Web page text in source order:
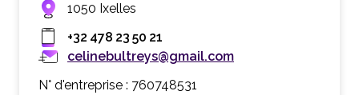
1050 Ixelles
+32 478 23 50 21
celinebultreys@gmail.com
N° d'entreprise : 760748531